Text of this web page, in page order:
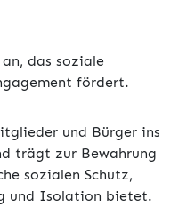
das soziale
fördert.
und Bürger ins
trägt zur Bewahrung
sozialen Schutz,
und Isolation bietet.